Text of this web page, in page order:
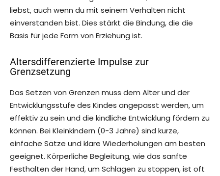
liebst, auch wenn du mit seinem Verhalten nicht
einverstanden bist. Dies stärkt die Bindung, die die
Basis für jede Form von Erziehung ist.
Altersdifferenzierte Impulse zur
Grenzsetzung
Das Setzen von Grenzen muss dem Alter und der
Entwicklungsstufe des Kindes angepasst werden, um
effektiv zu sein und die kindliche Entwicklung fördern zu
können. Bei Kleinkindern (0-3 Jahre) sind kurze,
einfache Sätze und klare Wiederholungen am besten
geeignet. Körperliche Begleitung, wie das sanfte
Festhalten der Hand, um Schlagen zu stoppen, ist oft